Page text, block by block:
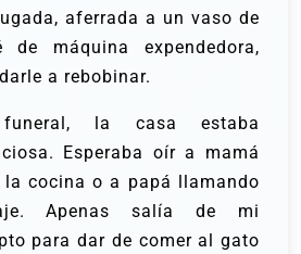
aferrada a un vaso de
máquina expendedora,
a rebobinar.
la casa estaba
Esperaba oír a mamá
la cocina o a papá llamando
Apenas salía de mi
para dar de comer al gato